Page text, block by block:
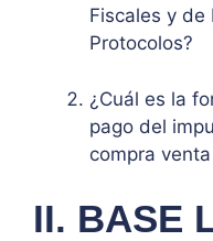
Fiscales y de
Protocolos?
¿Cuál es la
pago del
compra
II. BASE